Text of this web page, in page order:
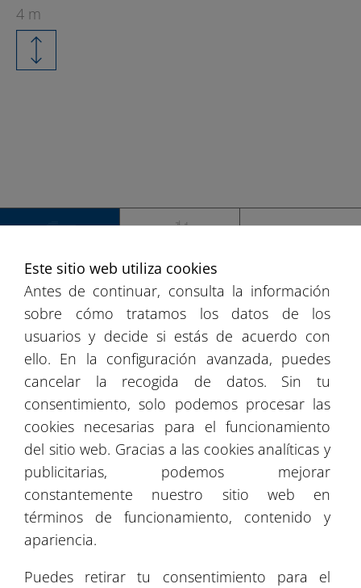
4 m
4
+
ESPAÑA MUNDO
Este sitio web utiliza cookies
Antes de continuar, consulta la información
sobre cómo tratamos los datos de los
usuarios y decide si estás de acuerdo con
ello. En la configuración avanzada, puedes
cancelar la recogida de datos. Sin tu
consentimiento, solo podemos procesar las
cookies necesarias para el funcionamiento
del sitio web. Gracias a las cookies analíticas y
publicitarias, podemos mejorar
constantemente nuestro sitio web en
términos de funcionamiento, contenido y
apariencia.
Puedes retirar tu consentimiento para el